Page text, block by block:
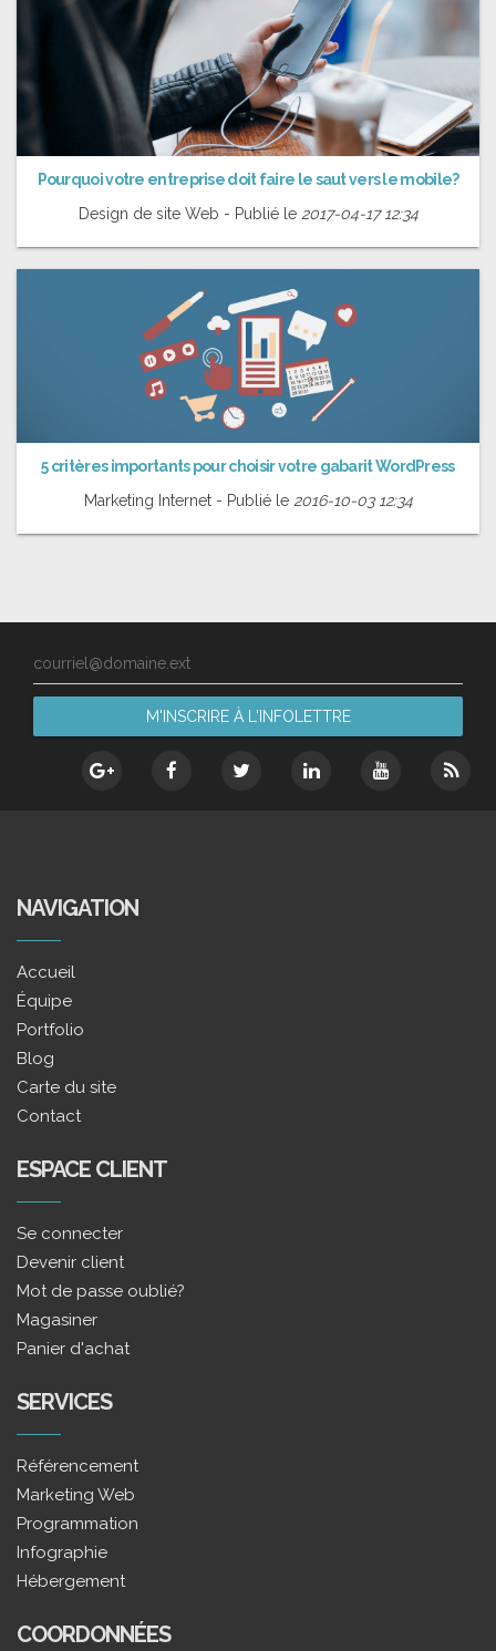
Pourquoi votre entreprise doit faire le saut vers le mobile?
Design de site Web - Publié le 2017-04-17 12:34
5 critères importants pour choisir votre gabarit WordPress
Marketing Internet - Publié le 2016-10-03 12:34
courriel@domaine.ext
NAVIGATION
Accueil
Équipe
Portfolio
Blog
Carte du site
Contact
ESPACE CLIENT
Se connecter
Devenir client
Mot de passe oublié?
Magasiner
Panier d'achat
SERVICES
Référencement
Marketing Web
Programmation
Infographie
Hébergement
COORDONNÉES